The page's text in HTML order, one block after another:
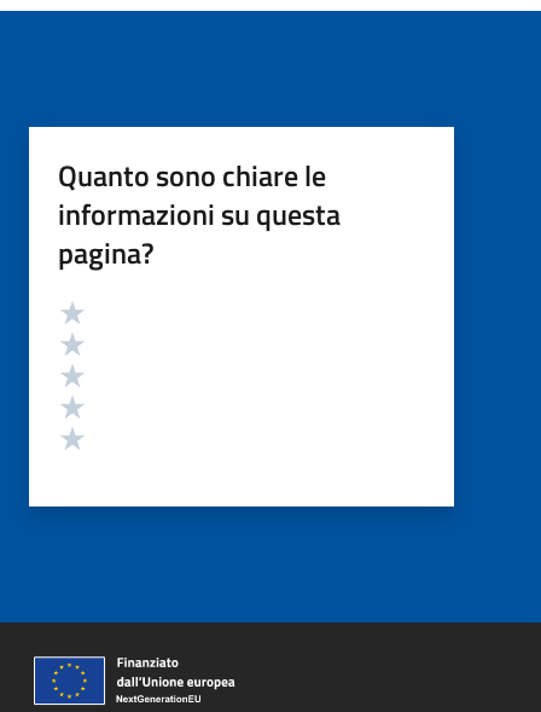
Quanto sono chiare le
informazioni su questa
pagina?
Valutazione